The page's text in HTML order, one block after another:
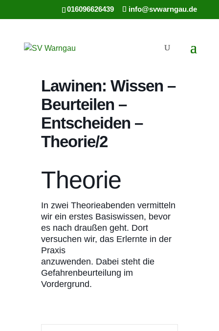
016096626439 info@svwarngau.de
Lawinen: Wissen –
Beurteilen –
Entscheiden –
Theorie/2
Theorie
In zwei Theorieabenden vermitteln
wir ein erstes Basiswissen, bevor
es nach draußen geht. Dort
versuchen wir, das Erlernte in der
Praxis
anzuwenden. Dabei steht die
Gefahrenbeurteilung im
Vordergrund.